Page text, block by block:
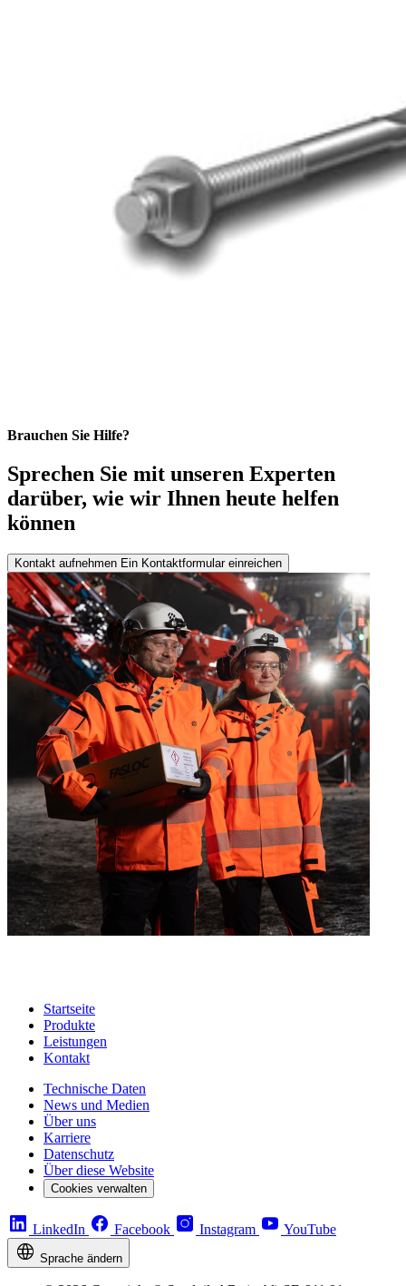
Brauchen Sie Hilfe?
Sprechen Sie mit unseren Experten
darüber, wie wir Ihnen heute helfen
können
Kontakt aufnehmen Ein Kontaktformular einreichen
Startseite
Produkte
Leistungen
Kontakt
Technische Daten
News und Medien
Über uns
Karriere
Datenschutz
Über diese Website
Cookies verwalten
LinkedIn Facebook Instagram YouTube
Sprache ändern